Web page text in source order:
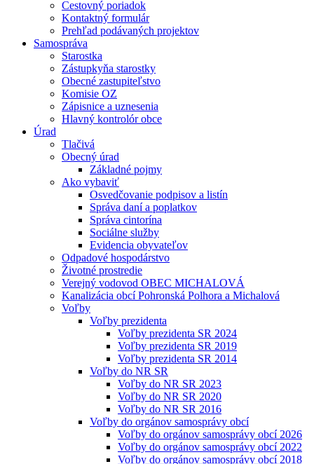
Cestovný poriadok
Kontaktný formulár
Prehľad podávaných projektov
Samospráva
Starostka
Zástupkyňa starostky
Obecné zastupiteľstvo
Komisie OZ
Zápisnice a uznesenia
Hlavný kontrolór obce
Úrad
Tlačivá
Obecný úrad
Základné pojmy
Ako vybaviť
Osvedčovanie podpisov a listín
Správa daní a poplatkov
Správa cintorína
Sociálne služby
Evidencia obyvateľov
Odpadové hospodárstvo
Životné prostredie
Verejný vodovod OBEC MICHALOVÁ
Kanalizácia obcí Pohronská Polhora a Michalová
Voľby
Voľby prezidenta
Voľby prezidenta SR 2024
Voľby prezidenta SR 2019
Voľby prezidenta SR 2014
Voľby do NR SR
Voľby do NR SR 2023
Voľby do NR SR 2020
Voľby do NR SR 2016
Voľby do orgánov samosprávy obcí
Voľby do orgánov samosprávy obcí 2026
Voľby do orgánov samosprávy obcí 2022
Voľby do orgánov samosprávy obcí 2018